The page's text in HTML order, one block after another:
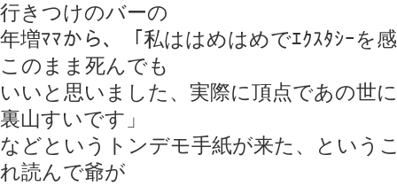
行きつけのバーの
年増ﾏﾏから、「私ははめはめでｴｸｽﾀｼｰを
このまま死んでも
いいと思いました、実際に頂点であの世
裏山すいです」
などというトンデモ手紙が来た、という
れ読んで爺が